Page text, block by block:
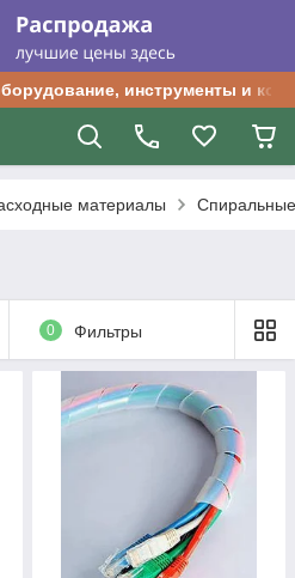
инструменты и
материалы
0 Фильтры